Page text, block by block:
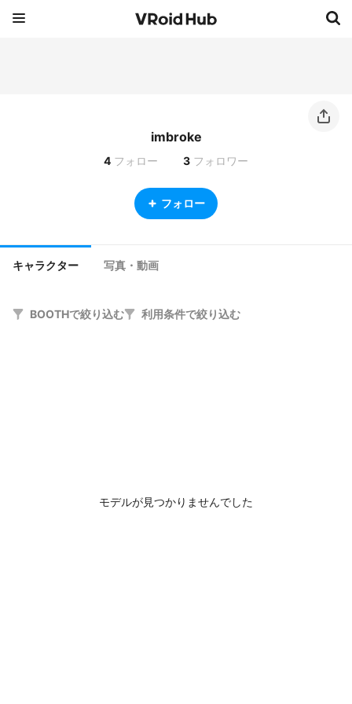
imbroke
4 フォロー 3 フォロワー
フォロー
キャラクター 写真・動画
BOOTHで絞り込む 利用条件で絞り込む
モデルが見つかりませんでした